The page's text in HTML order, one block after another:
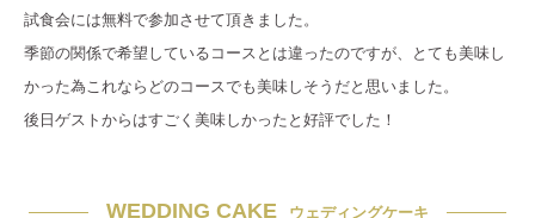
試食会には無料で参加させて頂きました。
季節の関係で希望しているコースとは違ったのですが、とても美味し
かった為これならどのコースでも美味しそうだと思いました。
後日ゲストからはすごく美味しかったと好評でした！
WEDDING CAKE ウェディングケーキ